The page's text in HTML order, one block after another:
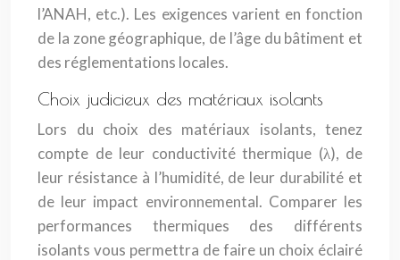
l’ANAH, etc.). Les exigences varient en fonction
de la zone géographique, de l’âge du bâtiment et
des réglementations locales.
Choix judicieux des matériaux isolants
Lors du choix des matériaux isolants, tenez
compte de leur conductivité thermique (λ), de
leur résistance à l’humidité, de leur durabilité et
de leur impact environnemental. Comparer les
performances thermiques des différents
isolants vous permettra de faire un choix éclairé